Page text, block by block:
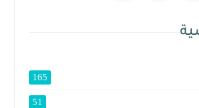
165
51